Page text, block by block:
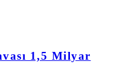
1,5 Milyar